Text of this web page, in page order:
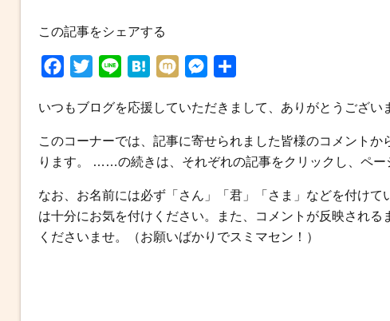
この記事をシェアする
c
b
o
k
i
t
r
n
H
t
e
n
M
x
s
e
g
e
r
いつもブログを応援していただきまして、ありがとうござい
このコーナーでは、記事に寄せられました皆様のコメント
ります。 ……の続きは、それぞれの記事をクリックし、ペー
なお、お名前には必ず「さん」「君」「さま」などを付け
は十分にお気を付けください。また、コメントが反映され
くださいませ。（お願いばかりでスミマセン！）